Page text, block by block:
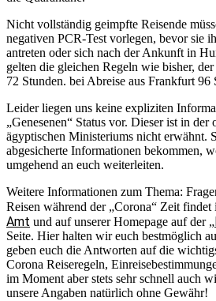
Nicht vollständig geimpfte Reisende
negativen PCR-Test vorlegen, bevor sie
antreten oder sich nach der Ankunft in
gelten die gleichen Regeln wie bisher,
72 Stunden. bei Abreise aus Frankfurt 96
Leider liegen uns keine expliziten
„Genesenen“ Status vor. Dieser ist in
ägyptischen Ministeriums nicht erwähnt.
abgesicherte Informationen bekommen,
umgehend an euch weiterleiten.
Weitere Informationen zum Thema:
Reisen während der „Corona“ Zeit findet
Amt und auf unserer Homepage auf der „
Seite. Hier halten wir euch bestmöglich
geben euch die Antworten auf die
Corona Reiseregeln,
im Moment aber stets sehr schnell auch
unsere Angaben natürlich ohne Gewähr!